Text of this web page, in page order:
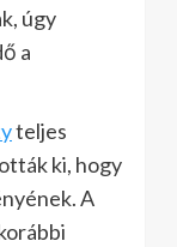
úgy
a
teljes
ki, hogy
A